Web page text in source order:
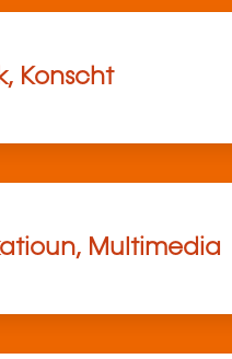
Konscht
Multimedia